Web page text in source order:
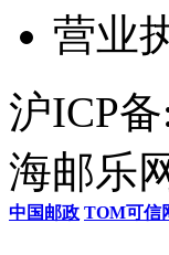
营业
沪ICP
海邮乐
中国邮政 TOM可信